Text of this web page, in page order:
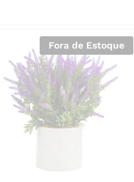
Fora de Estoque